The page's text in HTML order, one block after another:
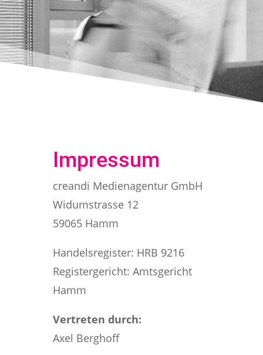
Impressum
creandi Medienagentur GmbH
Widumstrasse 12
59065 Hamm
Handelsregister: HRB 9216
Registergericht: Amtsgericht
Hamm
Vertreten durch:
Axel Berghoff